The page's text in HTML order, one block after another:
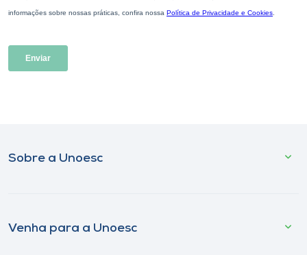
Sobre a Unoesc
Venha para a Unoesc